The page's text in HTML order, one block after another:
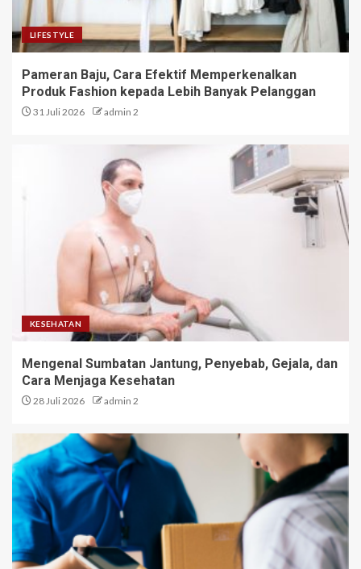
LIFESTYLE
Pameran Baju, Cara Efektif Memperkenalkan
Produk Fashion kepada Lebih Banyak Pelanggan
31 Juli 2026 admin 2
KESEHATAN
Mengenal Sumbatan Jantung, Penyebab, Gejala, dan
Cara Menjaga Kesehatan
28 Juli 2026 admin 2